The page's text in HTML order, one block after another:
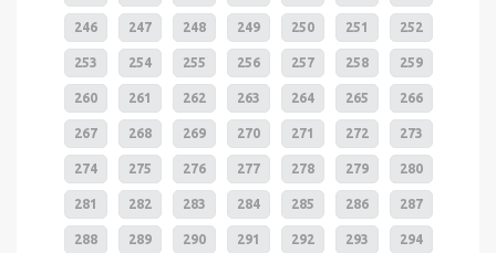
246 247 248 249 250 251 252
253 254 255 256 257 258 259
260 261 262 263 264 265 266
267 268 269 270 271 272 273
274 275 276 277 278 279 280
281 282 283 284 285 286 287
288 289 290 291 292 293 294